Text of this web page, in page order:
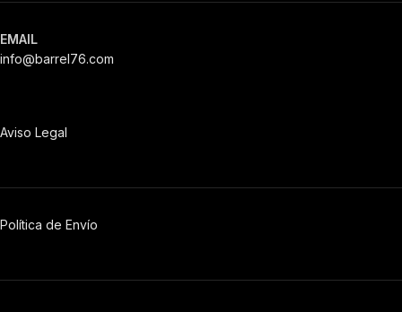
EMAIL
info@barrel76.com
Aviso Legal
Política de Envío